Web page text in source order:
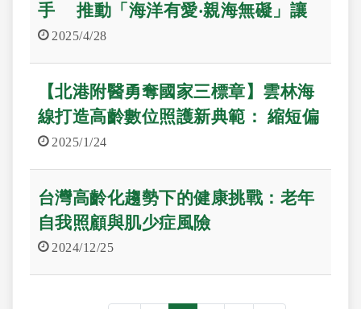
手 推動「海洋有愛‧親海無礙」讓
失智長者安心親海、健康動起來
2025/4/28
【北港附醫勇奪國家三標章】雲林海
線打造高齡數位照護新典範： 縮短偏
鄉健康與數位落差
2025/1/24
台灣高齡化趨勢下的健康挑戰：老年
自我照顧與肌少症風險
2024/12/25